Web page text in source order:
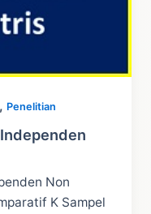
, Penelitian
Non
K Sampel